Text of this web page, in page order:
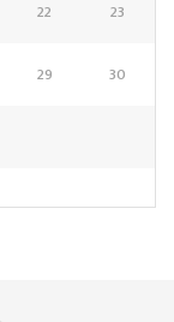
22 23
29 30